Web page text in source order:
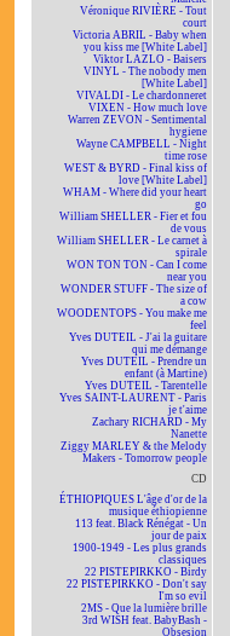
Véronique RIVIÈRE - Tout
court
Victoria ABRIL - Baby when
you kiss me [White Label]
Viktor LAZLO - Baisers
VINYL - The nobody men
[White Label]
VIVALDI - Le chardonneret
VIXEN - How much love
Warren ZEVON - Sentimental
hygiene
Wayne CAMPBELL - Night
time rose
WEST & BYRD - Final kiss of
love [White Label]
WHAM - Where did your heart
go
William SHELLER - Fier et fou
de vous
William SHELLER - Le carnet à
spirale
WON TON TON - Can I come
near you
WONDER STUFF - The size of
a cow
WOODENTOPS - You make me
feel
Yves DUTEIL - J'ai la guitare
qui me démange
Yves DUTEIL - Prendre un
enfant (à Martine)
Yves DUTEIL - Tarentelle
Yves SAINT-LAURENT - Paris
je t'aime
Zachary RICHARD - My
Nanette
Ziggy MARLEY & the Melody
Makers - Tomorrow people
CD
ÉTHIOPIQUES L'âge d'or de la
musique éthiopienne
113 feat. Black Rénégat - Un
jour de paix
1900-1949 - Les plus grands
classiques
22 PISTEPIRKKO - Birdy
22 PISTEPIRKKO - Don't say
I'm so evil
2MS - Que la lumière brille
3rd WISH feat. BabyBash -
Obsesion